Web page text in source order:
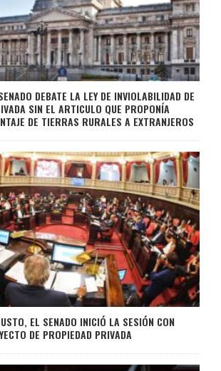
DEBATE LA LEY DE INVIOLABILIDAD DE
SIN EL ARTICULO QUE PROPONÍA
DE TIERRAS RURALES A EXTRANJEROS
EL SENADO INICIÓ LA SESIÓN CON
DE PROPIEDAD PRIVADA